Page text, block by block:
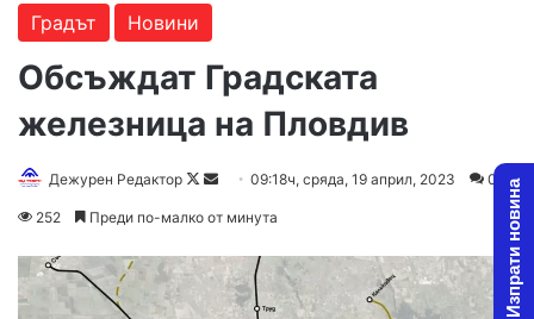
Градът Новини
Обсъждат Градската
железница на Пловдив
Дежурен Редактор
Follow
Send09:18ч, сряда, 19 април, 2023 0
252 Преди по-малко от минута Изпрати новина